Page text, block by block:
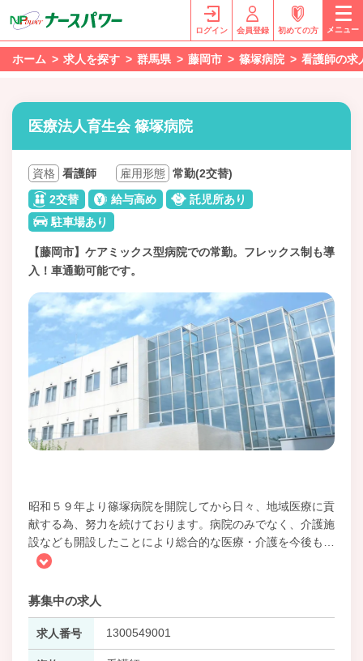
ログイン 会員登録 初めての方 メニュー
ホーム 求人を探す 群馬県 藤岡市 篠塚病院 看護師の求
医療法人育生会 篠塚病院
資格 看護師 雇用形態 常勤(2交替)
2交替
給与高め
託児所あり
駐車場あり
【藤岡市】ケアミックス型病院での常勤。フレックス制も導
入！車通勤可能です。
昭和５９年より篠塚病院を開院してから日々、地域医療に貢
献する為、努力を続けております。病院のみでなく、介護施
設なども開設したことにより総合的な医療・介護を今後も
募集中の求人
求人番号 1300549001